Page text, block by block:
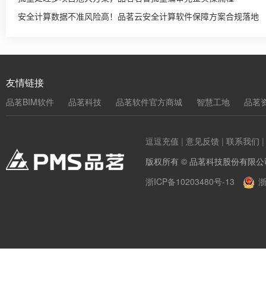
安全计算数据不准风险高！品茗云安全计算软件保障方案合规落地
友情链接
品茗BIM软件 品茗科技 品茗软件官方商城 智慧工地 品茗
逗逗充值 | 意见反馈 | 联系我们 |
版权所有 © 品茗科技股份有限
浙ICP备10203480号-13